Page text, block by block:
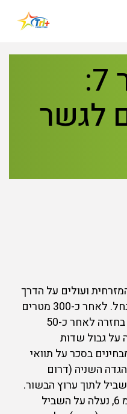
Button used only for
קטע מספר 7:
לגשר
ועולים על הדרך
הלבנה העולה צפונה לאורך הנחל. לאחר כ-300 מטרים
הדרך יורדת לתוך הנחל ועולה בחזרה לאחר כ-50
על גבול שדות
ק"מ עד שמבחינים בסכר על תוואי
השניה (דרום
לתוך ערוץ הבשור.
כמה עשרות מטרים לאחר ק"מ 6, נעלה על השביל